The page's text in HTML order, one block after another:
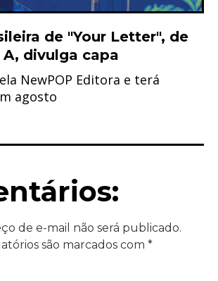
de "Your Letter", de
A, divulga capa
NewPOP Editora e terá
agosto
de e-mail não será publicado.
são marcados com *